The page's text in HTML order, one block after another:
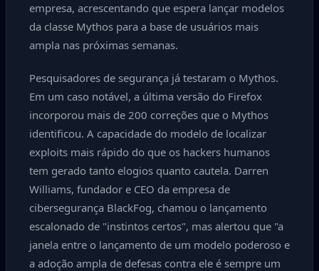
empresa, acrescentando que espera lançar modelos
da classe Mythos para a base de usuários mais
ampla nas próximas semanas.
Pesquisadores de segurança já testaram o Mythos.
Em um caso notável, a última versão do Firefox
incorporou mais de 200 correções que o Mythos
identificou. A capacidade do modelo de localizar
exploits mais rápido do que os hackers humanos
tem gerado tanto elogios quanto cautela. Darren
Williams, fundador e CEO da empresa de
cibersegurança BlackFog, chamou o lançamento
escalonado de "instintos certos", mas alertou que "a
janela entre o lançamento de um modelo poderoso e
a adoção ampla de defesas contra ele é sempre um